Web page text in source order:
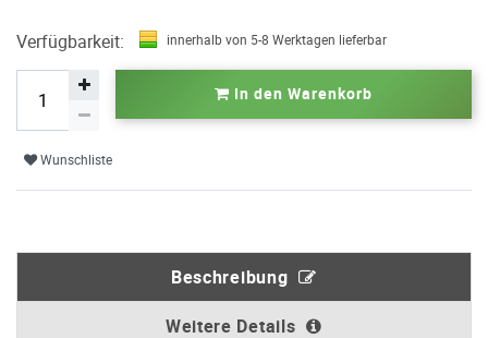
Verfügbarkeit: innerhalb von 5-8 Werktagen lieferbar
In den Warenkorb
Wunschliste
Beschreibung
Weitere Details